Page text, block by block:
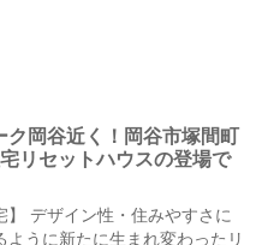
ク岡谷近く！岡谷市塚間町
リセットハウスの登場で
】 デザイン性・住みやすさに
うに新たに生まれ変わったリ